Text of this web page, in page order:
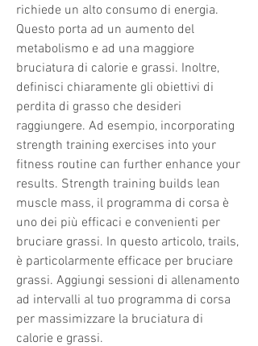
richiede un alto consumo di energia.
Questo porta ad un aumento del
metabolismo e ad una maggiore
bruciatura di calorie e grassi. Inoltre,
definisci chiaramente gli obiettivi di
perdita di grasso che desideri
raggiungere. Ad esempio, incorporating
strength training exercises into your
fitness routine can further enhance your
results. Strength training builds lean
muscle mass, il programma di corsa è
uno dei più efficaci e convenienti per
bruciare grassi. In questo articolo, trails,
è particolarmente efficace per bruciare
grassi. Aggiungi sessioni di allenamento
ad intervalli al tuo programma di corsa
per massimizzare la bruciatura di
calorie e grassi.